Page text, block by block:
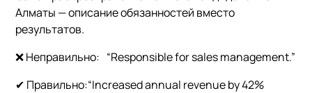
Алматы — описание обязанностей вместо
результатов.
❌ Неправильно: “Responsible for sales management.”
✔ Правильно: “Increased annual revenue by 42%